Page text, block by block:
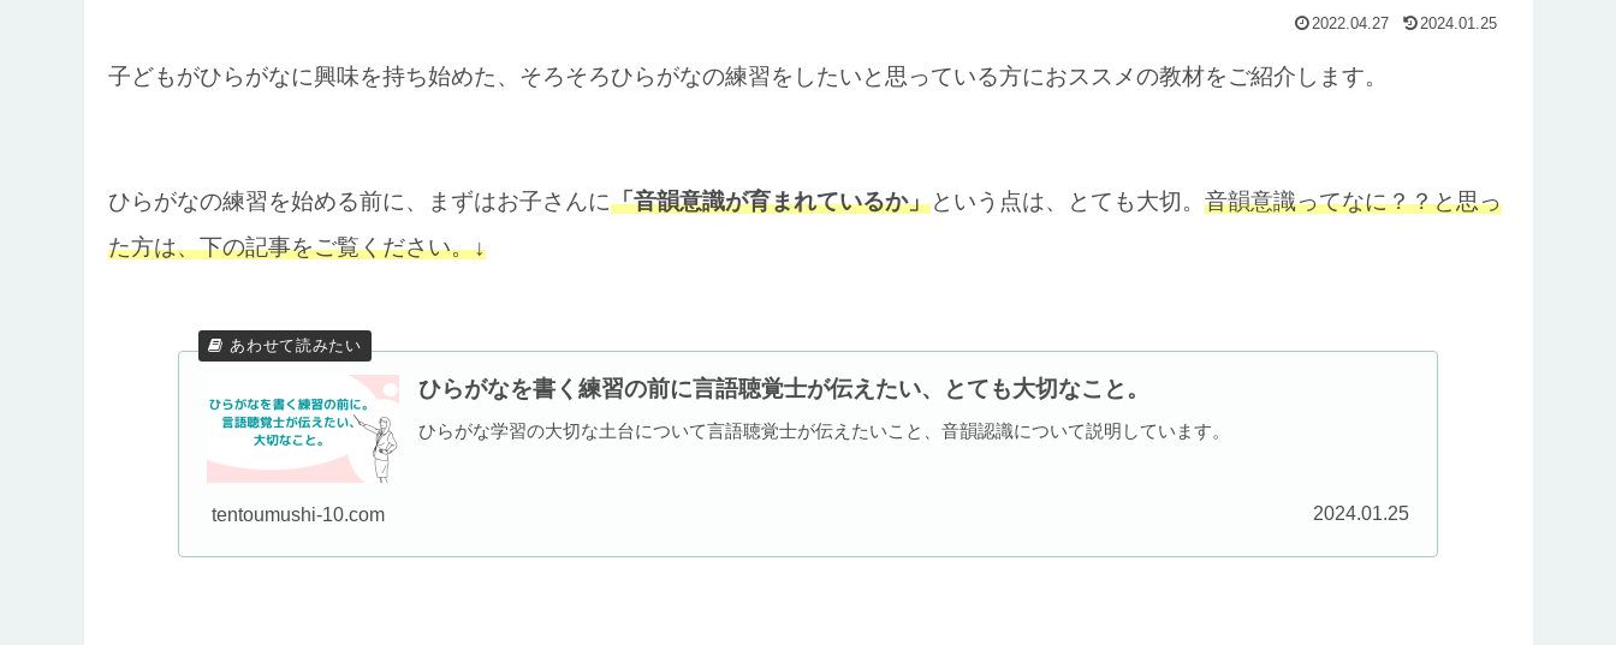
2022.04.27 2024.01.25
子どもがひらがなに興味を持ち始めた、そろそろひらがなの練習をしたいと思っている方におススメの教材をご紹介します。
ひらがなの練習を始める前に、まずはお子さんに「音韻意識が育まれているか」という点は、とても大切。 音韻意識ってなに？？と思っ
た方は、下の記事をご覧ください。↓
ひらがなを書く練習の前に言語聴覚士が伝えたい、とても大切なこと。
ひらがな学習の大切な土台について言語聴覚士が伝えたいこと、音韻認識について説明しています。
tentoumushi-10.com 2024.01.25